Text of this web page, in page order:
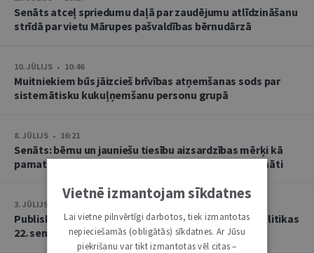
Senāts atceļ spriedumu daļā par zaudējumu atlīdzināšanu
strīdā par vietu Mārupes pašvaldības bērnudārzā
10. JŪLIJS • 10:46
Muitniekiem būs jāizcieš brīvības atņemšanas sods par
sistemātisku kukuļņemšanu personu grupā
8. JŪLIJS • 16:21
Senāts: bērnu un jauniešu tiesību aizsardzības mērķi kā
pamatu atbrīvojumam no PVN nevar tulkot paplašināti
3. JŪLIJS • 18:23
Publisko tiesību institūta konstitucionālās tiesībpolitikas
22. seminārs
Vietnē izmantojam sīkdatnes
Lai vietne pilnvērtīgi darbotos, tiek izmantotas
nepieciešamās (obligātās) sīkdatnes. Ar Jūsu
piekrišanu var tikt izmantotas vēl citas –